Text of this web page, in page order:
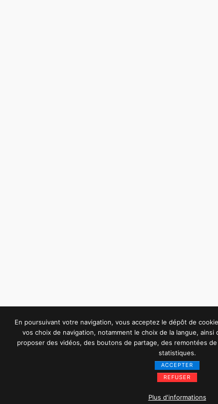
En poursuivant votre navigation, vous acceptez le dépôt de
vos choix de navigation, notamment le choix de la langue,
proposer des vidéos, des boutons de partage, des remontées
statistiques.
ACCEPTER
REFUSER
Plus d'informations